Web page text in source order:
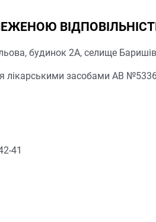
будинок 2А, селище
лікарськими засобами АВ
41